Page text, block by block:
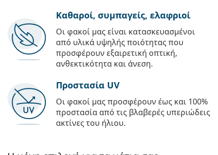
Καθαροί, συμπαγείς, ελαφριοί
Οι φακοί μας είναι κατασκευασμένοι
από υλικά υψηλής ποιότητας που
προσφέρουν εξαιρετική οπτική,
ανθεκτικότητα και άνεση.
Προστασία UV
Οι φακοί μας προσφέρουν έως και 100%
προστασία από τις βλαβερές υπεριώδεις
ακτίνες του ήλιου.